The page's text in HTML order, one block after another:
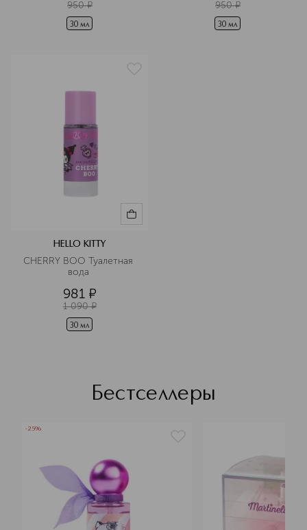
950 ¤
30 мл
950 ¤
30 мл
HELLO KITTY
CHERRY BOO Туалетная
981 ¤
1 090 ¤
30 мл
Бестселлеры
-25%